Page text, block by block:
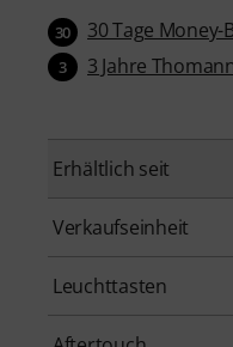
30 30 Tage Money-
3 3 Jahre
Erhältlich seit
Verkaufseinheit
Leuchttasten